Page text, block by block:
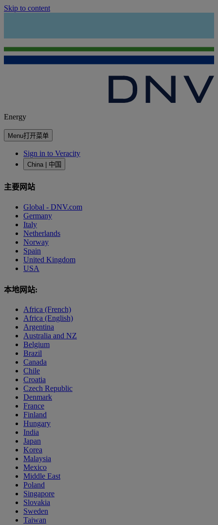
Skip to content
Energy
Menu打开菜单
Sign in to Veracity
China | 中国
主要网站
Global - DNV.com
Germany
Italy
Netherlands
Norway
Spain
United Kingdom
USA
本地网站:
Africa (French)
Africa (English)
Argentina
Australia and NZ
Belgium
Brazil
Canada
Chile
Croatia
Czech Republic
Denmark
France
Finland
Hungary
India
Japan
Korea
Malaysia
Mexico
Middle East
Poland
Singapore
Slovakia
Sweden
Taiwan